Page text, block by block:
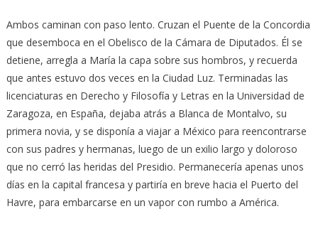
Ambos caminan con paso lento. Cruzan el Puente de la Concordia
que desemboca en el Obelisco de la Cámara de Diputados. Él se
detiene, arregla a María la capa sobre sus hombros, y recuerda
que antes estuvo dos veces en la Ciudad Luz. Terminadas las
licenciaturas en Derecho y Filosofía y Letras en la Universidad de
Zaragoza, en España, dejaba atrás a Blanca de Montalvo, su
primera novia, y se disponía a viajar a México para reencontrarse
con sus padres y hermanas, luego de un exilio largo y doloroso
que no cerró las heridas del Presidio. Permanecería apenas unos
días en la capital francesa y partiría en breve hacia el Puerto del
Havre, para embarcarse en un vapor con rumbo a América.